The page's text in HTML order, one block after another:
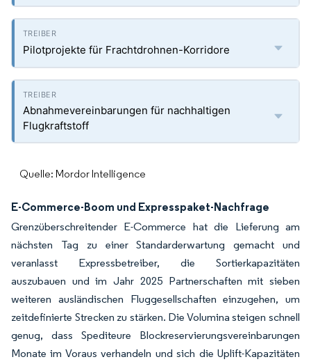
Pilotprojekte für Frachtdrohnen-Korridore
Abnahmevereinbarungen für nachhaltigen
Flugkraftstoff
Quelle: Mordor Intelligence
E-Commerce-Boom und Expresspaket-Nachfrage
Grenzüberschreitender E-Commerce hat die Lieferung am
nächsten Tag zu einer Standarderwartung gemacht und
veranlasst Expressbetreiber, die Sortierkapazitäten
auszubauen und im Jahr 2025 Partnerschaften mit sieben
weiteren ausländischen Fluggesellschaften einzugehen, um
zeitdefinierte Strecken zu stärken. Die Volumina steigen schnell
genug, dass Spediteure Blockreservierungsvereinbarungen
Monate im Voraus verhandeln und sich die Uplift-Kapazitäten